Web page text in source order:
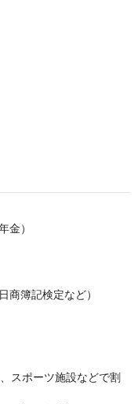
金）
商簿記検定など）
スポーツ施設などで割